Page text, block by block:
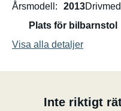
Årsmodell
2013
Plats för bilbarnstol
Visa alla detaljer
Inte riktigt